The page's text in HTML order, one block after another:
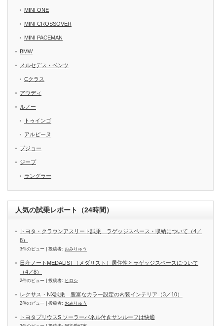
MINI ONE
MINI CROSSOVER
MINI PACEMAN
BMW
メルセデス・ベンツ
Cクラス
アウディ
ルノー
トゥインゴ
アルピーヌ
プジョー
ジープ
ラングラー
人気の試乗レポート（24時間）
トヨタ・クラウンアスリート試乗 ラゲッジスペース・収納について（4／
8）
3件のビュー 投稿者: おみりゅう
日産ノートMEDALIST（メダリスト）居住性とラゲッジスペースについて
（4／8）
2件のビュー 投稿者: ヒロシ
レクサス・NX試乗 豊富なカラー設定の内装インテリア（3／10）
2件のビュー 投稿者: おみりゅう
トヨタプリウスS ソーラーパネル付きサンルーフは快適